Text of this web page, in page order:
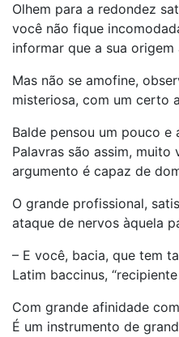
Olhem para a redondez
você não fique
informar que a sua
Mas não se amofine,
misteriosa, com um certo
Balde pensou um pouco e
Palavras são assim, muito
argumento é capaz de
O grande profissional,
ataque de nervos àquela
– E você, bacia, que tem
Latim baccinus,
Com grande afinidade
É um instrumento de